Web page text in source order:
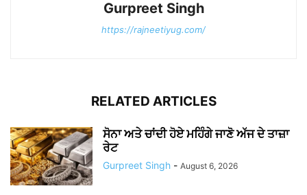
Gurpreet Singh
https://rajneetiyug.com/
RELATED ARTICLES
ਸੋਨਾ ਅਤੇ ਚਾਂਦੀ ਹੋਏ ਮਹਿੰਗੇ ਜਾਣੋ ਅੱਜ ਦੇ ਤਾਜ਼ਾ
ਰੇਟ
Gurpreet Singh - August 6, 2026